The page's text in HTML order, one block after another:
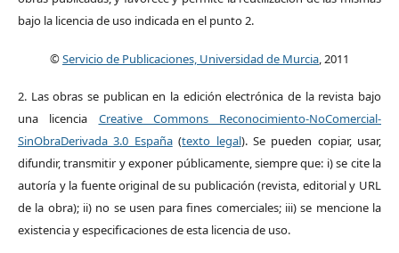
bajo la licencia de uso indicada en el punto 2.
©Servicio de Publicaciones, Universidad de Murcia, 2011
2. Las obras se publican en la edición electrónica de la revista bajo
una licencia Creative Commons Reconocimiento-NoComercial-
SinObraDerivada 3.0 España(texto legal). Se pueden copiar, usar,
difundir, transmitir y exponer públicamente, siempre que: i) se cite la
autoría y la fuente original de su publicación (revista, editorial y URL
de la obra); ii) no se usen para fines comerciales; iii) se mencione la
existencia y especificaciones de esta licencia de uso.